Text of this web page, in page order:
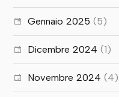
Gennaio 2025 (5)
Dicembre 2024 (1)
Novembre 2024 (4)